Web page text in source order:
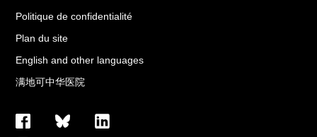
Politique de confidentialité
Plan du site
English and other languages
满地可中华医院